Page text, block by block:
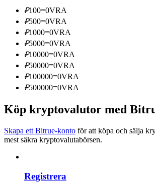
Information
Big data-analys inklusive
Guide
₽100=0VRA
₽500=0VRA
₽1000=0VRA
₽5000=0VRA
₽10000=0VRA
₽50000=0VRA
₽100000=0VRA
₽500000=0VRA
Köp kryptovalutor med
Skapa ett Bitrue-konto för att köpa och sälja
mest säkra kryptovalutabörsen.
Registrera